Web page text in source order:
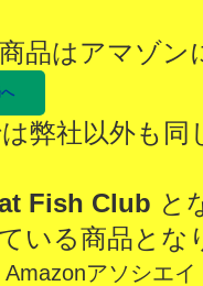
品はアマゾ
弊社以外も
Fish Club と
いる商品とな
アソシエ